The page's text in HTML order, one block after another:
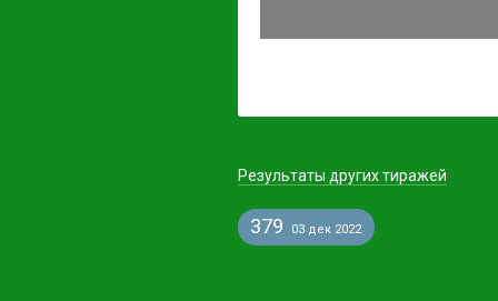
Результаты других тиражей
379 03 дек 2022